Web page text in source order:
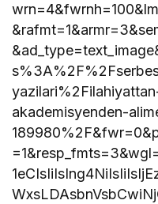
akademisyenden-